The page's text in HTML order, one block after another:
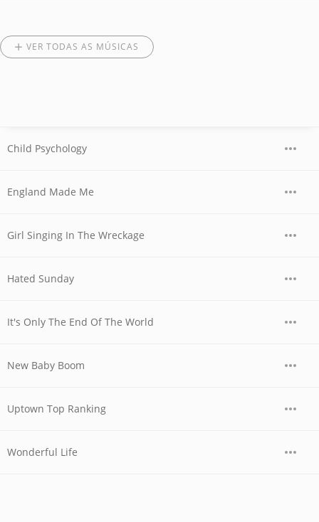
VER TODAS AS MÚSICAS
Child Psychology
England Made Me
Girl Singing In The Wreckage
Hated Sunday
It's Only The End Of The World
New Baby Boom
Uptown Top Ranking
Wonderful Life